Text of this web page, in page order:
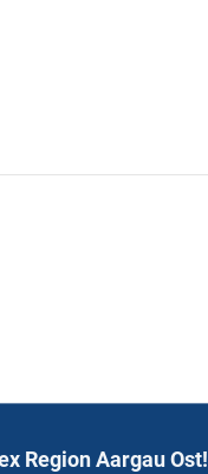
Region Aargau Ost!